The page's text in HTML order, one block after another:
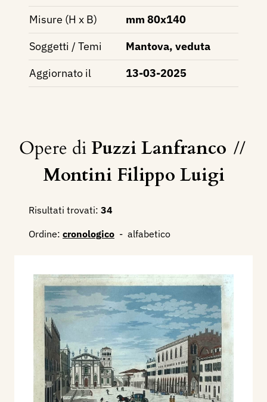
Misure (H x B)
mm 80x140
Soggetti / Temi
Mantova, veduta
Aggiornato il
13-03-2025
Opere diPuzzi Lanfranco //
Montini Filippo Luigi
Risultati trovati: 34
Ordine: cronologico - alfabetico